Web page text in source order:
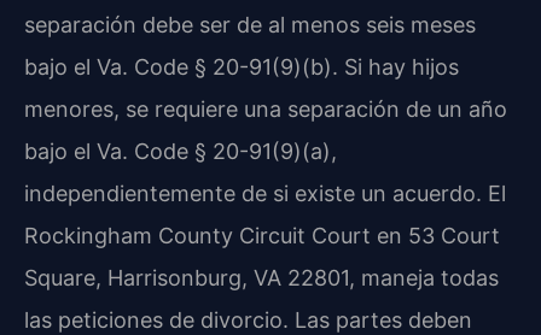
separación debe ser de al menos seis meses
bajo el Va. Code § 20-91(9)(b). Si hay hijos
menores, se requiere una separación de un año
bajo el Va. Code § 20-91(9)(a),
independientemente de si existe un acuerdo. El
Rockingham County Circuit Court en 53 Court
Square, Harrisonburg, VA 22801, maneja todas
las peticiones de divorcio. Las partes deben